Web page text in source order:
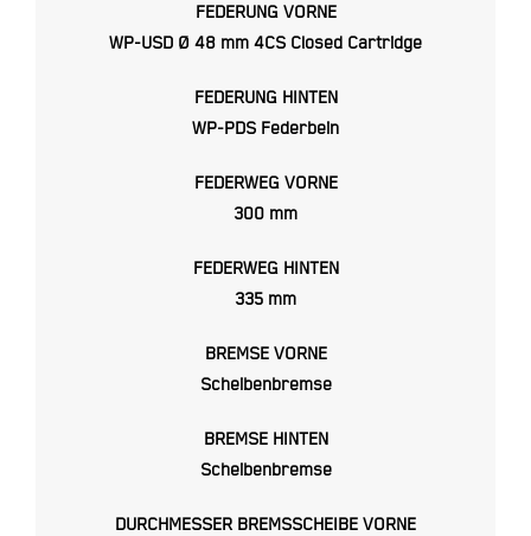
FEDERUNG VORNE
WP-USD Ø 48 mm 4CS Closed Cartridge
FEDERUNG HINTEN
WP-PDS Federbein
FEDERWEG VORNE
300 mm
FEDERWEG HINTEN
335 mm
BREMSE VORNE
Scheibenbremse
BREMSE HINTEN
Scheibenbremse
DURCHMESSER BREMSSCHEIBE VORNE